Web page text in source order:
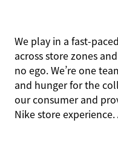
We play in a fast-
across store zones
no ego. We’re one
and hunger for the
our consumer and
Nike store